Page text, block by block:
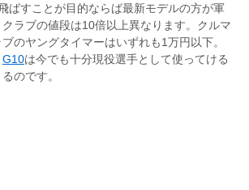
ばすことが目的ならば最新モデルの方が軍
ラブの値段は10倍以上異なります。クルマ
のヤングタイマーはいずれも1万円以下。
G10は今でも十分現役選手として使ってける
のです。